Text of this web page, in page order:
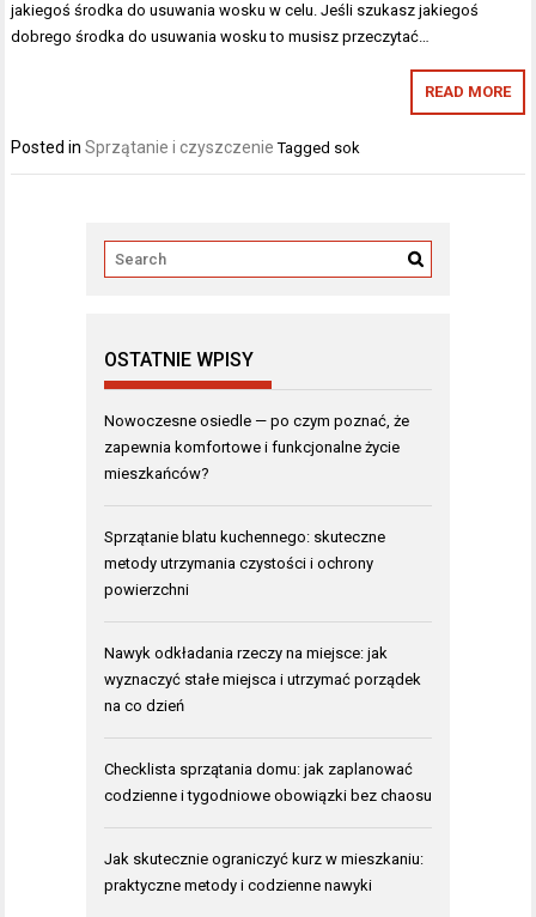
jakiegoś środka do usuwania wosku w celu. Jeśli szukasz jakiegoś
dobrego środka do usuwania wosku to musisz przeczytać…
READ MORE
Posted inSprzątanie i czyszczenie Tagged sok
OSTATNIE WPISY
Nowoczesne osiedle — po czym poznać, że
zapewnia komfortowe i funkcjonalne życie
mieszkańców?
Sprzątanie blatu kuchennego: skuteczne
metody utrzymania czystości i ochrony
powierzchni
Nawyk odkładania rzeczy na miejsce: jak
wyznaczyć stałe miejsca i utrzymać porządek
na co dzień
Checklista sprzątania domu: jak zaplanować
codzienne i tygodniowe obowiązki bez chaosu
Jak skutecznie ograniczyć kurz w mieszkaniu:
praktyczne metody i codzienne nawyki